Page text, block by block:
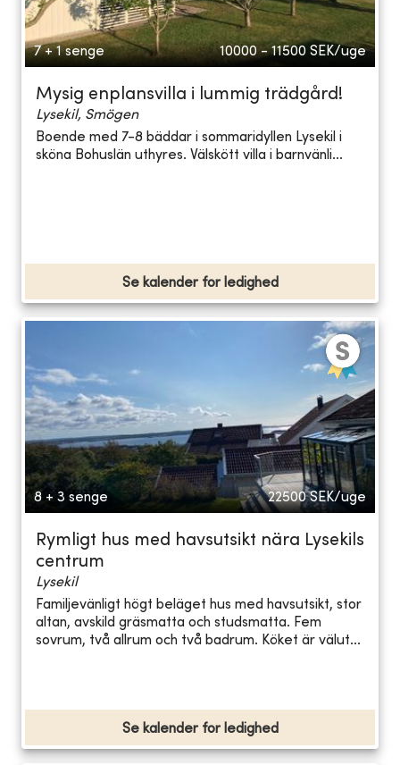
7 + 1 senge 10000 - 11500 SEK/uge
Mysig enplansvilla i lummig trädgård!
Lysekil, Smögen
Boende med 7-8 bäddar i sommaridyllen Lysekil i
sköna Bohuslän uthyres. Välskött villa i barnvänli...
Se kalender for ledighed
8 + 3 senge 22500 SEK/uge
Rymligt hus med havsutsikt nära Lysekils
centrum
Lysekil
Familjevänligt högt beläget hus med havsutsikt, stor
altan, avskild gräsmatta och studsmatta. Fem
sovrum, två allrum och två badrum. Köket är välut...
Se kalender for ledighed